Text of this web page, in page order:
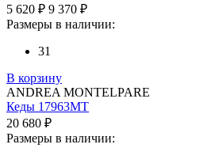
5 620 ₽ 9 370 ₽
Размеры в наличии:
31
В корзину
ANDREA MONTELPARE
Кеды 17963MT
20 680 ₽
Размеры в наличии: